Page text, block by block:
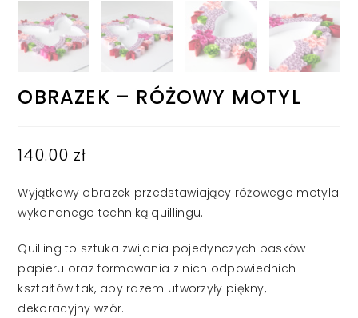
OBRAZEK – RÓŻOWY MOTYL
140.00 zł
Wyjątkowy obrazek przedstawiający różowego motyla
wykonanego techniką quillingu.
Quilling to sztuka zwijania pojedynczych pasków
papieru oraz formowania z nich odpowiednich
kształtów tak, aby razem utworzyły piękny,
dekoracyjny wzór.